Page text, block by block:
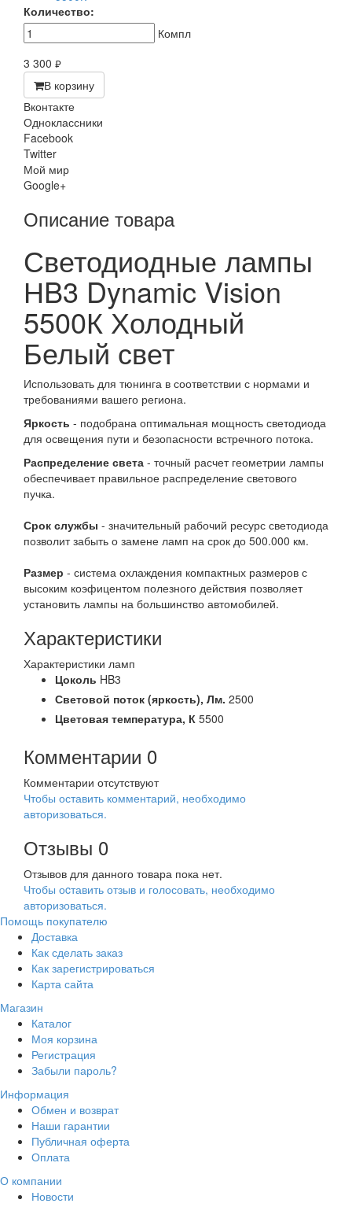
Количество:
Компл
3 300 руб.
В корзину
Вконтакте
Одноклассники
Facebook
Twitter
Мой мир
Google+
Описание товара
Светодиодные лампы
НB3 Dynamic Vision
5500К Холодный
Белый свет
Использовать для тюнинга в соответствии с нормами и
требованиями вашего региона.
Яркость - подобрана оптимальная мощность светодиода
для освещения пути и безопасности встречного потока.
Распределение света - точный расчет геометрии лампы
обеспечивает правильное распределение светового
пучка.
Срок службы - значительный рабочий ресурс светодиода
позволит забыть о замене ламп на срок до 500.000 км.
Размер - система охлаждения компактных размеров с
высоким коэфицентом полезного действия позволяет
установить лампы на большинство автомобилей.
Характеристики
Характеристики ламп
Цоколь HB3
Световой поток (яркость), Лм. 2500
Цветовая температура, К 5500
Комментарии 0
Комментарии отсутствуют
Чтобы оставить комментарий, необходимо
авторизоваться.
Отзывы 0
Отзывов для данного товара пока нет.
Чтобы оcтавить отзыв и голосовать, необходимо
авторизоваться.
Помощь покупателю
Доставка
Как сделать заказ
Как зарегистрироваться
Карта сайта
Магазин
Каталог
Моя корзина
Регистрация
Забыли пароль?
Информация
Обмен и возврат
Наши гарантии
Публичная оферта
Оплата
О компании
Новости